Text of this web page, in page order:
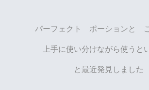
パーフェクト ポーションと
上手に使い分けながら使うと
と最近発見しました